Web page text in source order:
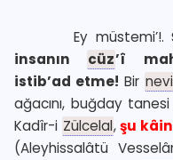
Ey müstemi’!.
insanın cüz’î
istib’ad etme! Bir nevi
ağacını, buğday
Kadîr-i Zülcelal,şu
(Aleyhissalâtü